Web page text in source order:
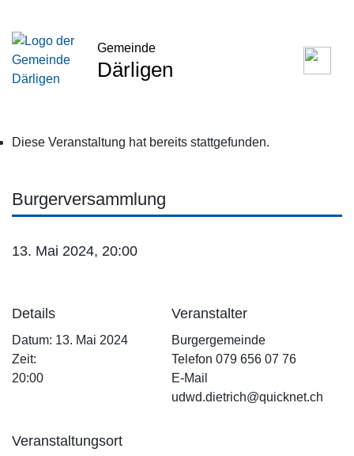
Gemeinde
Därligen
Diese Veranstaltung hat bereits stattgefunden.
Burgerversammlung
13. Mai 2024, 20:00
Details
Datum: 13. Mai 2024
Zeit:
20:00
Veranstaltungsort
Veranstalter
Burgergemeinde
Telefon 079 656 07 76
E-Mail
udwd.dietrich@quicknet.ch